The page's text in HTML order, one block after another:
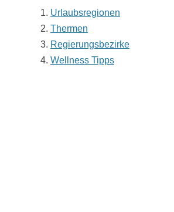
Urlaubsregionen
Thermen
Regierungsbezirke
Wellness Tipps